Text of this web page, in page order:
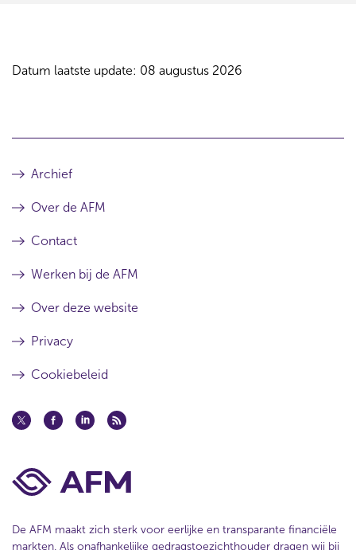
Datum laatste update: 08 augustus 2026
Archief
Over de AFM
Contact
Werken bij de AFM
Over deze website
Privacy
Cookiebeleid
De AFM maakt zich sterk voor eerlijke en transparante financiële
markten. Als onafhankelijke gedragstoezichthouder dragen wij bij